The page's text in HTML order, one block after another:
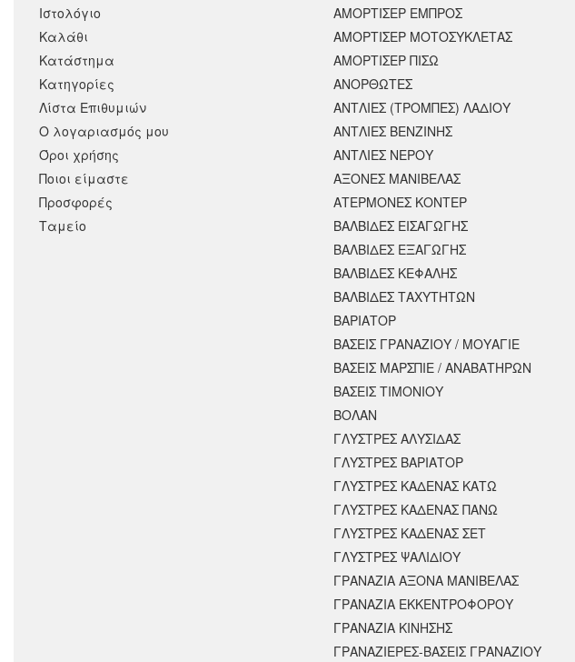
Ιστολόγιο
Καλάθι
Κατάστημα
Κατηγορίες
Λίστα Επιθυμιών
Ο λογαριασμός μου
Όροι χρήσης
Ποιοι είμαστε
Προσφορές
Ταμείο
ΑΜΟΡΤΙΣΕΡ ΕΜΠΡΟΣ
ΑΜΟΡΤΙΣΈΡ ΜΟΤΟΣΥΚΛΈΤΑΣ
ΑΜΟΡΤΙΣΕΡ ΠΙΣΩ
ΑΝΟΡΘΩΤΕΣ
ΑΝΤΛΙΕΣ (ΤΡΟΜΠΕΣ) ΛΑΔΙΟΥ
ΑΝΤΛΙΕΣ ΒΕΝΖΙΝΗΣ
ΑΝΤΛΙΕΣ ΝΕΡΟΥ
ΑΞΟΝΕΣ ΜΑΝΙΒΕΛΑΣ
ΑΤΕΡΜΟΝΕΣ ΚΟΝΤΕΡ
ΒΑΛΒΙΔΕΣ ΕΙΣΑΓΩΓΗΣ
ΒΑΛΒΙΔΕΣ ΕΞΑΓΩΓΗΣ
ΒΑΛΒΙΔΕΣ ΚΕΦΑΛΗΣ
ΒΑΛΒΙΔΕΣ ΤΑΧΥΤΗΤΩΝ
ΒΑΡΙΑΤΟΡ
ΒΑΣΕΙΣ ΓΡΑΝΑΖΙΟΥ / ΜΟΥΑΓΙΕ
ΒΑΣΕΙΣ ΜΑΡΣΠΙΕ / ΑΝΑΒΑΤΗΡΩΝ
ΒΑΣΕΙΣ ΤΙΜΟΝΙΟΥ
ΒΟΛΑΝ
ΓΛΥΣΤΡΕΣ ΑΛΥΣΙΔΑΣ
ΓΛΥΣΤΡΕΣ ΒΑΡΙΑΤΟΡ
ΓΛΥΣΤΡΕΣ ΚΑΔΕΝΑΣ ΚΑΤΩ
ΓΛΥΣΤΡΕΣ ΚΑΔΕΝΑΣ ΠΑΝΩ
ΓΛΥΣΤΡΕΣ ΚΑΔΕΝΑΣ ΣΕΤ
ΓΛΥΣΤΡΕΣ ΨΑΛΙΔΙΟΥ
ΓΡΑΝΑΖΙΑ ΑΞΟΝΑ ΜΑΝΙΒΕΛΑΣ
ΓΡΑΝΑΖΙΑ ΕΚΚΕΝΤΡΟΦΟΡΟΥ
ΓΡΑΝΑΖΙΑ ΚΙΝΗΣΗΣ
ΓΡΑΝΑΖΙΕΡΕΣ-ΒΑΣΕΙΣ ΓΡΑΝΑΖΙΟΥ